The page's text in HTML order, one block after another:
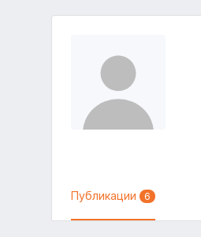
Публикации 6